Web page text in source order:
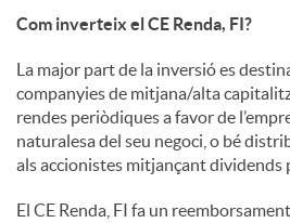
s
Com inverteix el CE Renda, FI?
La major part de la inversió es
companyies de mitjana/alta
rendes periòdiques a favor de
naturalesa del seu negoci, o bé
als accionistes mitjançant dividends
El CE Renda, FI fa un